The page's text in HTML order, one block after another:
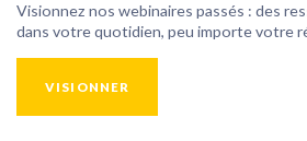
Visionnez nos webinaires passés : des
dans votre quotidien, peu importe votre
VISIONNER